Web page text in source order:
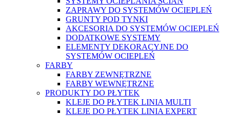
ZAPRAWY DO SYSTEMÓW OCIEPLEŃ
GRUNTY POD TYNKI
AKCESORIA DO SYSTEMÓW OCIEPLEŃ
DODATKOWE SYSTEMY
ELEMENTY DEKORACYJNE DO
SYSTEMÓW OCIEPLEŃ
FARBY
FARBY ZEWNĘTRZNE
FARBY WEWNĘTRZNE
PRODUKTY DO PŁYTEK
KLEJE DO PŁYTEK LINIA MULTI
KLEJE DO PŁYTEK LINIA EXPERT